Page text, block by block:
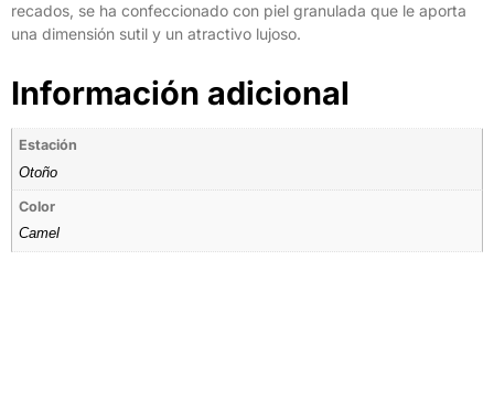
recados, se ha confeccionado con piel granulada que le aporta
una dimensión sutil y un atractivo lujoso.
Información adicional
Estación
Otoño
Color
Camel